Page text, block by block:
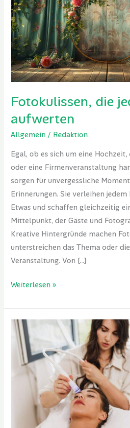
Fotokulissen, die
aufwerten
Allgemein / Redaktion
Egal, ob es sich um eine
oder eine Firmenveranstaltung
sorgen für unvergessliche
Erinnerungen. Sie verleihen jedem
Etwas und schaffen gleichzeitig
Mittelpunkt, der Gäste und
Kreative Hintergründe machen
unterstreichen das Thema oder
Veranstaltung. Von […]
jedes
Event
aufwerten
Weiterlesen »
Hydrafacial
Für
wen
Behandlung